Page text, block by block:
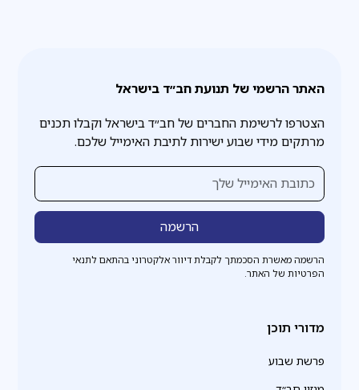
האתר הרשמי של תנועת חב״ד בישראל
הצטרפו לרשימת החברים של חב״ד בישראל וקבלו תכנים
מרתקים מידי שבוע ישירות לתיבת האימייל שלכם.
הרשמה מאשרת הסכמתך לקבלת דיוור אלקטרוני בהתאם לתנאי
הפרטיות של האתר.
מדורי תוכן
פרשת שבוע